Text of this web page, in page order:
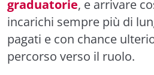
graduatorie, e arrivare
incarichi sempre più di
pagati e con chance
percorso verso il ruolo.